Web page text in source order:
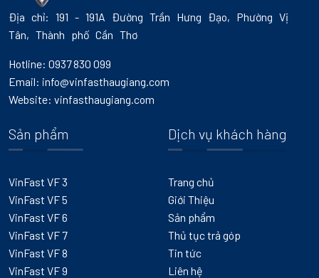
Địa chỉ: 191 - 191A Đường Trần Hưng Đạo, Phường Vị
Tân, Thành phố Cần Thơ
Hotline: 0937 830 099
Email: info@vinfasthaugiang.com
Website: vinfasthaugiang.com
Sản phẩm
VinFast VF 3
VinFast VF 5
VinFast VF 6
VinFast VF 7
VinFast VF 8
VinFast VF 9
Dịch vụ khách hàng
Trang chủ
Giới Thiệu
Sản phẩm
Thủ tục trả góp
Tin tức
Liên hệ